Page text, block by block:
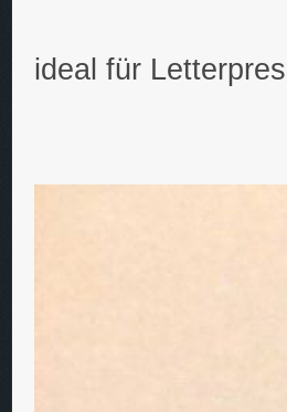
ideal für